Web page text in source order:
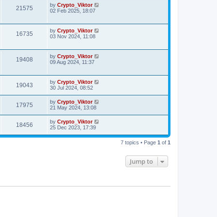
21575 by Crypto_Viktor
02 Feb 2025, 18:07
16735 by Crypto_Viktor
03 Nov 2024, 11:08
19408 by Crypto_Viktor
09 Aug 2024, 11:37
19043 by Crypto_Viktor
30 Jul 2024, 08:52
17975 by Crypto_Viktor
21 May 2024, 13:08
18456 by Crypto_Viktor
25 Dec 2023, 17:39
7 topics • Page 1 of 1
Jump to